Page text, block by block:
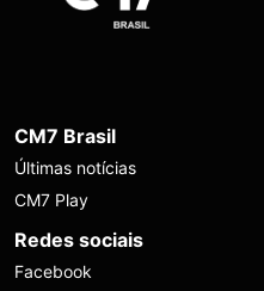
CM7 Brasil
Últimas notícias
CM7 Play
Redes sociais
Facebook